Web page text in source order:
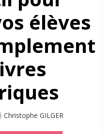
élèves
Author
Christophe GILGER